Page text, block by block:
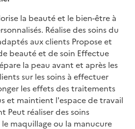
la beauté et le bien-être à
Réalise des soins du
aux clients Propose et
beauté et de soin Effectue
la peau avant et après les
sur les soins à effectuer
les effets des traitements
et maintient l'espace de travail
Peut réaliser des soins
maquillage ou la manucure